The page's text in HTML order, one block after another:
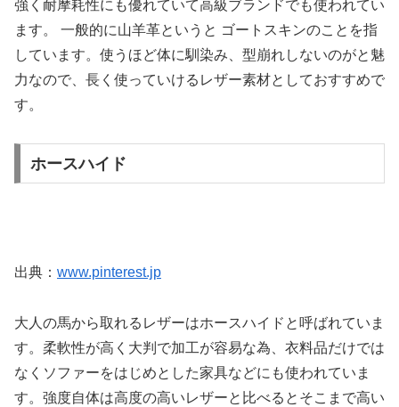
強く耐摩耗性にも優れていて高級ブランドでも使われてい
ます。 一般的に山羊革というと ゴートスキンのことを指
しています。使うほど体に馴染み、型崩れしないのがと魅
力なので、長く使っていけるレザー素材としておすすめで
す。
ホースハイド
出典： www.pinterest.jp
大人の馬から取れるレザーはホースハイドと呼ばれていま
す。柔軟性が高く大判で加工が容易な為、衣料品だけでは
なくソファーをはじめとした家具などにも使われていま
す。強度自体は高度の高いレザーと比べるとそこまで高い